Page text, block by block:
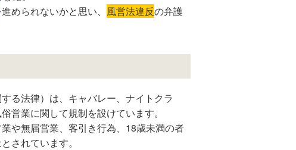
められないかと思い、 風営法違反の弁護
る法律）は、キャバレー、ナイトクラ
営業に関して規制を設けています。
や無届営業、客引き行為、18歳未満の者
されています。